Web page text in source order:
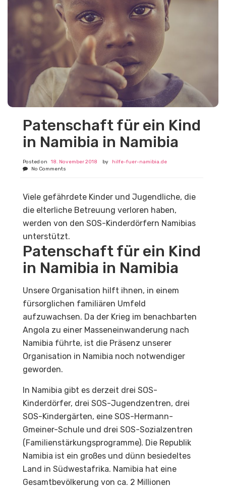
Patenschaft für ein Kind
in Namibia in Namibia
Posted on 18. November 2018 by
hilfe-fuer-namibia.de
No Comments
Viele gefährdete Kinder und Jugendliche, die
die elterliche Betreuung verloren haben,
werden von den SOS-Kinderdörfern Namibias
unterstützt.
Patenschaft für ein Kind
in Namibia in Namibia
Unsere Organisation hilft ihnen, in einem
fürsorglichen familiären Umfeld
aufzuwachsen. Da der Krieg im benachbarten
Angola zu einer Masseneinwanderung nach
Namibia führte, ist die Präsenz unserer
Organisation in Namibia noch notwendiger
geworden.
In Namibia gibt es derzeit drei SOS-
Kinderdörfer, drei SOS-Jugendzentren, drei
SOS-Kindergärten, eine SOS-Hermann-
Gmeiner-Schule und drei SOS-Sozialzentren
(Familienstärkungsprogramme). Die Republik
Namibia ist ein großes und dünn besiedeltes
Land in Südwestafrika. Namibia hat eine
Gesamtbevölkerung von ca. 2 Millionen